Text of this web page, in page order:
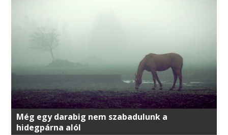
Még egy darabig nem szabadulunk a
hidegpárna alól